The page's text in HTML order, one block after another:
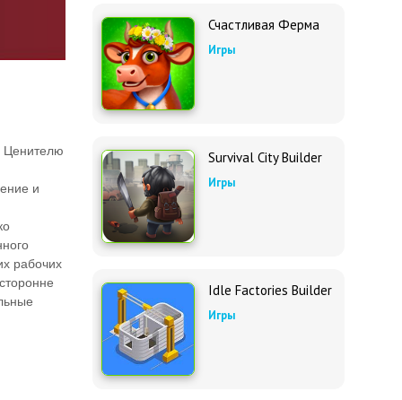
Ценителю
и
рабочих
Счастливая Ферма
Игры
Survival City Builder
Игры
Idle Factories Builder
Игры